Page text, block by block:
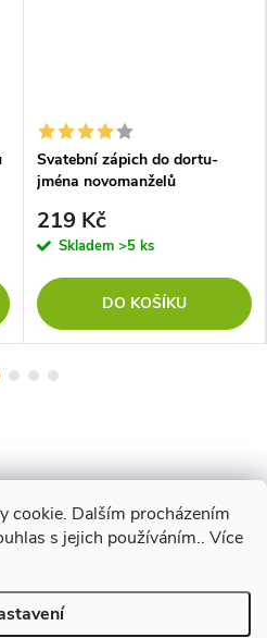
cookie. Dalším procházením
s jejich používáním.. Více
Svatební zápich do dortu-
jména novomanželů
219 Kč
Skladem >5 ks
DO KOŠÍKU